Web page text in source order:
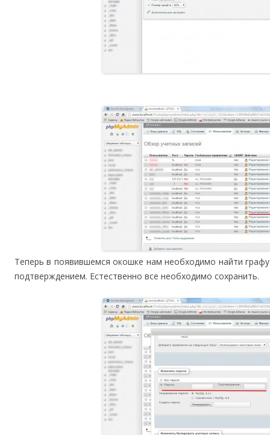
Теперь в появившемся окошке нам необходимо найти
подтверждением. Естественно все необходимо сохранить.